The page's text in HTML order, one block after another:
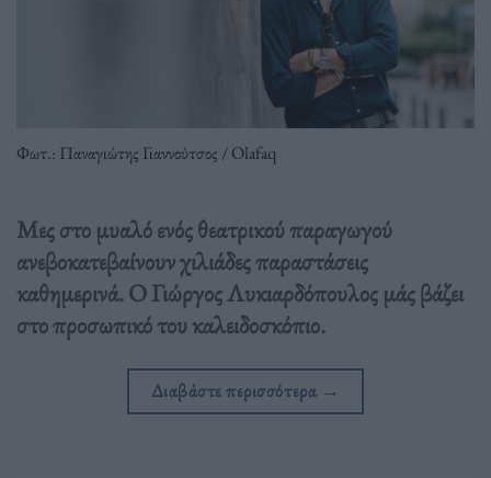
Φωτ.: Παναγιώτης Γιαννούτσος / Olafaq
Μες στο μυαλό ενός θεατρικού παραγωγού
ανεβοκατεβαίνουν χιλιάδες παραστάσεις
καθημερινά. Ο Γιώργος Λυκιαρδόπουλος μάς βάζει
στο προσωπικό του καλειδοσκόπιο.
Διαβάστε περισσότερα →